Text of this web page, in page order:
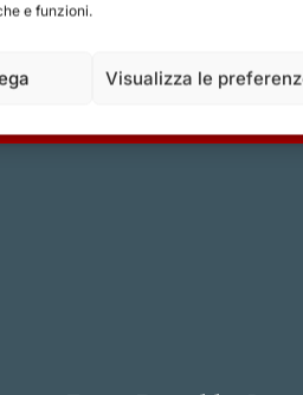
e funzioni.
Visualizza le